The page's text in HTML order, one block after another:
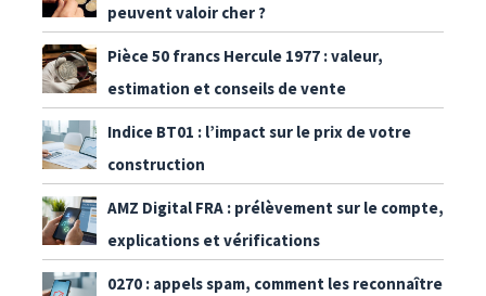
peuvent valoir cher ?
Pièce 50 francs Hercule 1977 : valeur,
estimation et conseils de vente
Indice BT01 : l’impact sur le prix de votre
construction
AMZ Digital FRA : prélèvement sur le compte,
explications et vérifications
0270 : appels spam, comment les reconnaître